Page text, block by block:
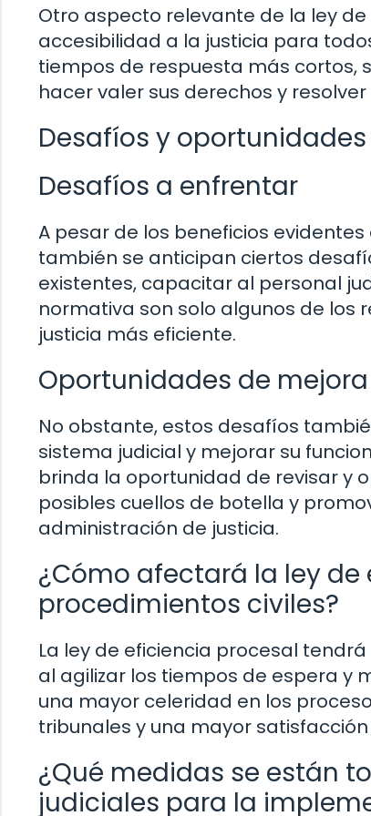
Otro aspecto relevante de la ley
accesibilidad a la justicia para
tiempos de respuesta más cortos,
hacer valer sus derechos y
Desafíos y oportunidades
Desafíos a enfrentar
A pesar de los beneficios
también se anticipan ciertos
existentes, capacitar al personal
normativa son solo algunos de los
justicia más eficiente.
Oportunidades de mejora
No obstante, estos desafíos
sistema judicial y mejorar su
brinda la oportunidad de revisar y
posibles cuellos de botella y
administración de justicia.
¿Cómo afectará la ley
procedimientos civiles?
La ley de eficiencia procesal
al agilizar los tiempos de espera y
una mayor celeridad en los
tribunales y una mayor
¿Qué medidas se están
judiciales para la